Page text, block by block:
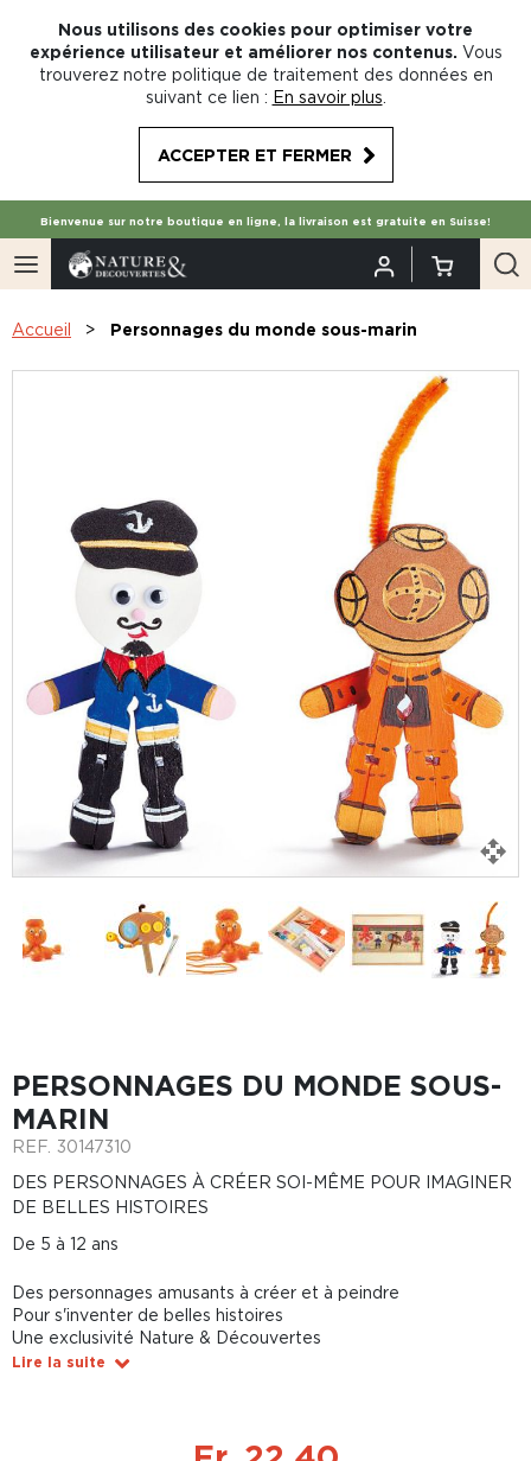
Nous utilisons des cookies pour optimiser votre
expérience utilisateur et améliorer nos contenus. Vous
trouverez notre politique de traitement des données en
suivant ce lien : En savoir plus
ACCEPTER ET FERMER
Bienvenue sur notre boutique en ligne, la livraison est gratuite en Suisse!
Accueil Personnages du monde sous-marin
PERSONNAGES DU MONDE SOUS-
MARIN
REF. 30147310
DES PERSONNAGES À CRÉER SOI-MÊME POUR IMAGINER
DE BELLES HISTOIRES
De 5 à 12 ans
Des personnages amusants à créer et à peindre
Pour s'inventer de belles histoires
Une exclusivité Nature & Découvertes
Lire la suite